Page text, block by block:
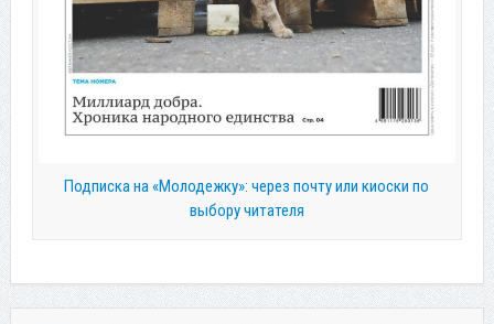
Подписка на «Молодежку»: через почту или киоски по
выбору читателя